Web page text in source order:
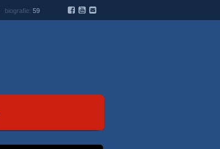
biografie: 59